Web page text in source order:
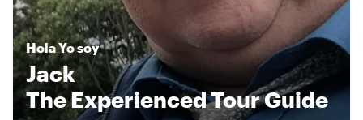
HolaYo soy
Jack
The Experienced Tour Guide